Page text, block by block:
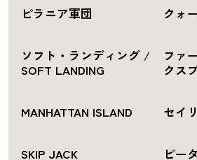
ピラニア軍団 クォ
ソフト・ランディング /
SOFT LANDING
ファ
クス
MANHATTAN ISLAND セイ
SKIP JACK ピー